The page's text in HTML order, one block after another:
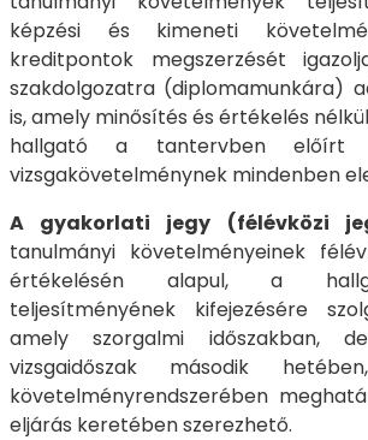
képzési és kimeneti
kreditpontok megszerzését
szakdolgozatra (diplomamunkára)
is, amely minősítés és értékelés
hallgató a tantervben előírt
vizsgakövetelménynek mindenben
A gyakorlati jegy (félévközi
tanulmányi követelményeinek
értékelésén alapul, a
teljesítményének kifejezésére
amely szorgalmi időszakban,
vizsgaidőszak második
követelményrendszerében
eljárás keretében szerezhető.